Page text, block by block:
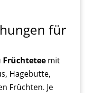
für
Früchteteemit
Hagebutte,
Früchten. Je